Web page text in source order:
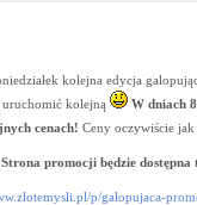
kolejna edycja
uruchomić kolejną
W dniach
cenach! Ceny oczywiście
Strona promocji będzie dostępna
p/galopujaca-